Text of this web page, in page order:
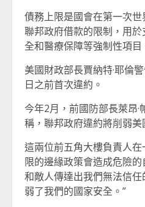
債務上限是國會在第一次
聯邦政府借款的限制，用
全和醫療保障等強制性項目
美國財政部長賈納特·耶倫
日之前首次違約。
今年2月，前國防部長萊昂·
稱，聯邦政府違約將削弱美
這兩位前五角大樓負責人
限的邊緣政策會造成危險
和敵人傳達出我們無法信
弱了我們的國家安全。”